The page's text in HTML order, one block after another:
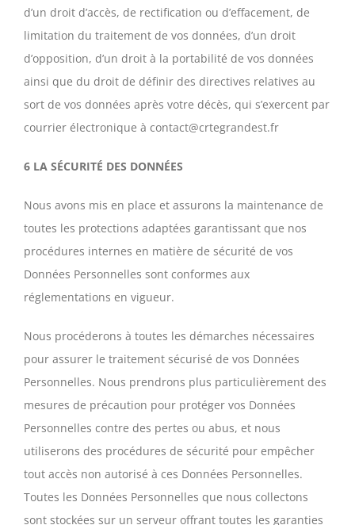
d’un droit d’accès, de rectification ou d’effacement, de
limitation du traitement de vos données, d’un droit
d’opposition, d’un droit à la portabilité de vos données
ainsi que du droit de définir des directives relatives au
sort de vos données après votre décès, qui s’exercent par
courrier électronique à contact@crtegrandest.fr
6 LA SÉCURITÉ DES DONNÉES
Nous avons mis en place et assurons la maintenance de
toutes les protections adaptées garantissant que nos
procédures internes en matière de sécurité de vos
Données Personnelles sont conformes aux
réglementations en vigueur.
Nous procéderons à toutes les démarches nécessaires
pour assurer le traitement sécurisé de vos Données
Personnelles. Nous prendrons plus particulièrement des
mesures de précaution pour protéger vos Données
Personnelles contre des pertes ou abus, et nous
utiliserons des procédures de sécurité pour empêcher
tout accès non autorisé à ces Données Personnelles.
Toutes les Données Personnelles que nous collectons
sont stockées sur un serveur offrant toutes les garanties